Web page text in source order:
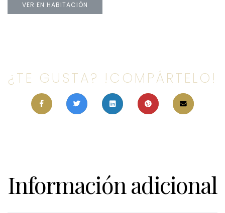
VER EN HABITACIÓN
¿TE GUSTA? !COMPÁRTELO!
Información adicional